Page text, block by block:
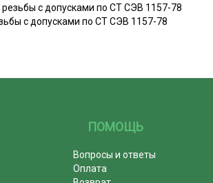
с допусками по СТ СЭВ 1157-78
с допусками по СТ СЭВ 1157-78
ПОМОЩЬ
Вопросы и ответы
Оплата